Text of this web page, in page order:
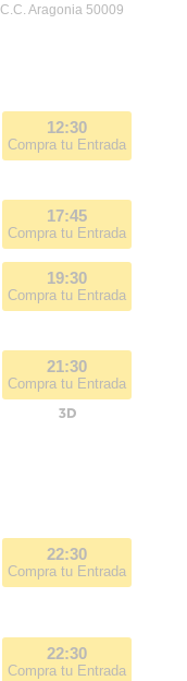
Aragonia 50009
12:30
Compra tu Entrada
17:45
Compra tu Entrada
19:30
Compra tu Entrada
21:30
Compra tu Entrada
22:30
Compra tu Entrada
22:30
Compra tu Entrada